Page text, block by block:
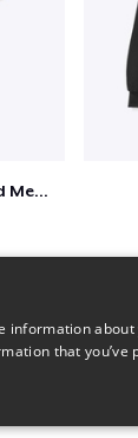
Shine - Bobby Thompson Band Merch
information
that you’ve